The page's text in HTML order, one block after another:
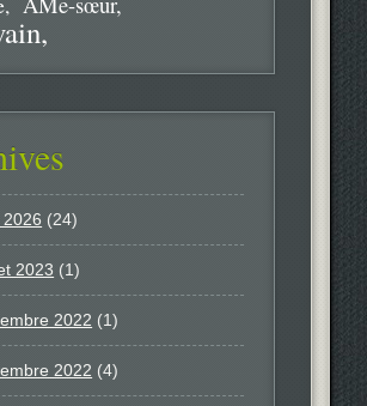
2026 (24)
2023 (1)
2022 (1)
2022 (4)